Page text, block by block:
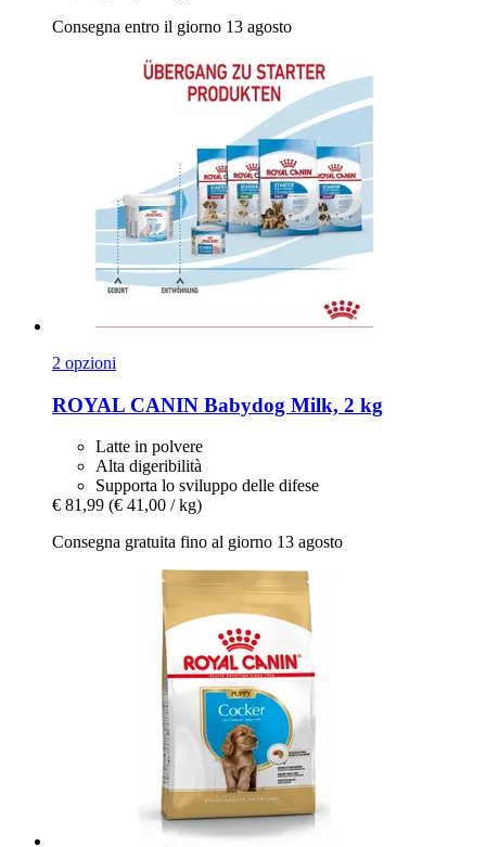
Consegna entro il giorno 13 agosto
2 opzioni
ROYAL CANIN Babydog Milk, 2 kg
Latte in polvere
Alta digeribilità
Supporta lo sviluppo delle difese
€ 81,99 (€ 41,00 / kg)
Consegna gratuita fino al giorno 13 agosto